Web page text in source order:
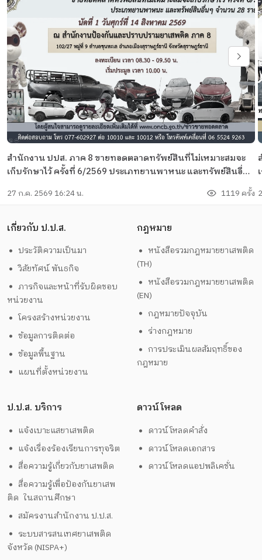
สำนักงาน ปปส. ภาค 8 ขายทอดตลาดทรัพย์สินที่ไม่เหมาะสมจะ
เก็บรักษาไว้ ครั้งที่ 6/2569 ประเภทยานพาหนะ และทรัพย์สินอื่นๆ
27 ก.ค. 2569 16:24 น. 1119 ครั้ง
เกี่ยวกับ ป.ป.ส.
ประวัติความเป็นมา
วิสัยทัศน์ พันธกิจ
ภารกิจและหน้าที่รับผิดชอบ
หน่วยงาน
โครงสร้างหน่วยงาน
ข้อมูลการติดต่อ
ข้อมูลพื้นฐาน
แผนที่ตั้งหน่วยงาน
กฎหมาย
หนังสือรวมกฎหมายยาเสพติด
(TH)
หนังสือรวมกฎหมายยาเสพติด
(EN)
กฎหมายปัจจุบัน
ร่างกฎหมาย
การประเมินผลสัมฤทธิ์ของ
กฎหมาย
ป.ป.ส. บริการ
แจ้งเบาะแสยาเสพติด
แจ้งเรื่องร้องเรียนการทุจริต
สื่อความรู้เกี่ยวกับยาเสพติด
สื่อความรู้เพื่อป้องกันยาเสพ
ติด ในสถานศึกษา
สมัครงานสำนักงาน ป.ป.ส.
ระบบสารสนเทศยาเสพติด
จังหวัด (NISPA+)
ดาวน์โหลด
ดาวน์โหลดคำสั่ง
ดาวน์โหลดเอกสาร
ดาวน์โหลดแอปพลิเคชั่น